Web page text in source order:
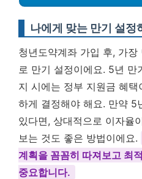
나에게 맞는 만기 설정
청년도약계좌 가입 후, 가
로 만기 설정이에요. 5년 만
지 시에는 정부 지원금 혜
하게 결정해야 해요. 만약 5
있다면, 상대적으로 이자율
보는 것도 좋은 방법이에요.
계획을 꼼꼼히 따져보고 최
중요합니다.